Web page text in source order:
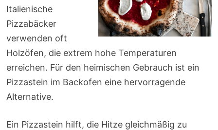
Italienische
Pizzabäcker
verwenden oft
Holzöfen, die extrem hohe Temperaturen
erreichen. Für den heimischen Gebrauch ist ein
Pizzastein im Backofen eine hervorragende
Alternative.
Ein Pizzastein hilft, die Hitze gleichmäßig zu